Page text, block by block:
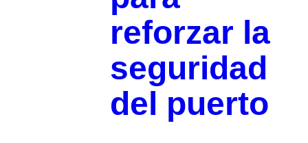
reforzar la
seguridad
del puerto